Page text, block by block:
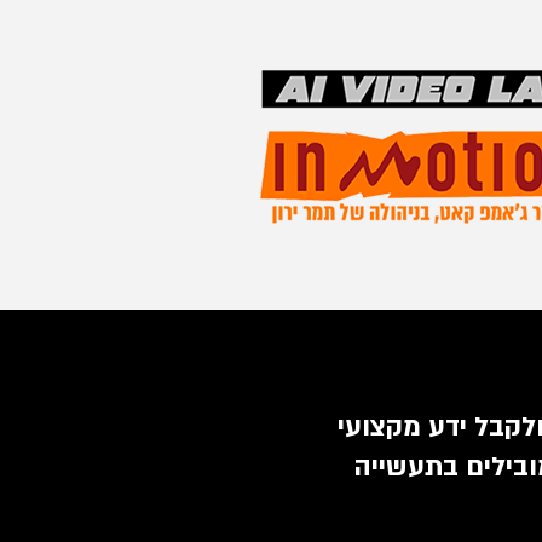
ידע מקצועי
בתעשייה